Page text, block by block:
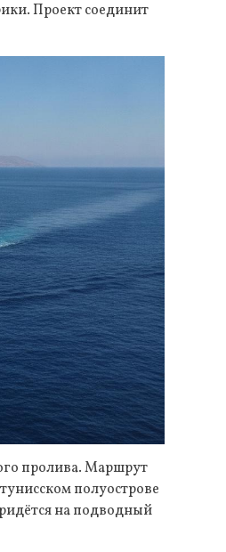
Проект соединит
пролива. Маршрут
полуострове
на подводный